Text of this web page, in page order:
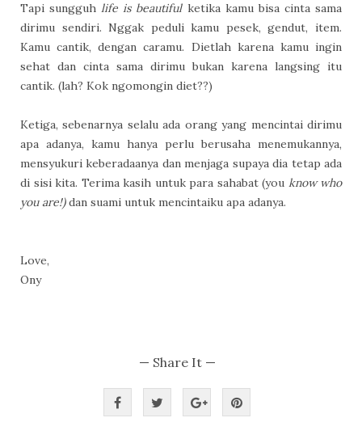
Tapi sungguhlife is beautifulketika kamu bisa cinta sama
dirimu sendiri. Nggak peduli kamu pesek, gendut, item.
Kamu cantik, dengan caramu. Dietlah karena kamu ingin
sehat dan cinta sama dirimu bukan karena langsing itu
cantik. (lah? Kok ngomongin diet??)
Ketiga, sebenarnya selalu ada orang yang mencintai dirimu
apa adanya, kamu hanya perlu berusaha menemukannya,
mensyukuri keberadaanya dan menjaga supaya dia tetap ada
di sisi kita. Terima kasih untuk para sahabat (you know who
you are!)dan suami untuk mencintaiku apa adanya.
Love,
Ony
— Share It —